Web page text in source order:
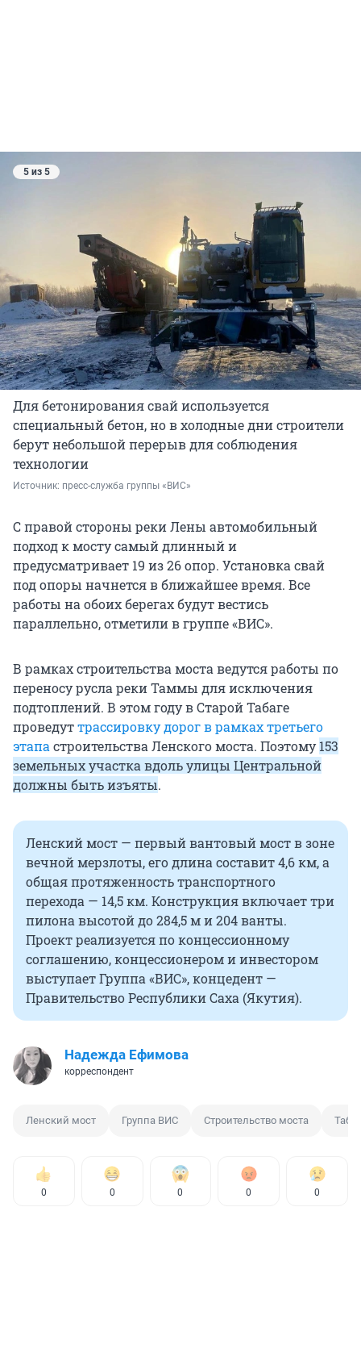
5 из 5
Для бетонирования свай используется
специальный бетон, но в холодные дни строители
берут небольшой перерыв для соблюдения
технологии
Источник: пресс-служба группы «ВИС»
С правой стороны реки Лены автомобильный
подход к мосту самый длинный и
предусматривает 19 из 26 опор. Установка свай
под опоры начнется в ближайшее время. Все
работы на обоих берегах будут вестись
параллельно, отметили в группе «ВИС».
В рамках строительства моста ведутся работы по
переносу русла реки Таммы для исключения
подтоплений. В этом году в Старой Табаге
проведуттрассировку дорог в рамках третьего
этапастроительства Ленского моста. Поэтому153
земельных участка вдоль улицы Центральной
должны быть изъяты.
Ленский мост — первый вантовый мост в зоне
вечной мерзлоты, его длина составит 4,6 км, а
общая протяженность транспортного
перехода — 14,5 км. Конструкция включает три
пилона высотой до 284,5 м и 204 ванты.
Проект реализуется по концессионному
соглашению, концессионером и инвестором
выступает Группа «ВИС», концедент —
Правительство Республики Саха (Якутия).
Надежда Ефимова
корреспондент
Ленский мост Группа ВИС Строительство моста
0 0 0 0 0